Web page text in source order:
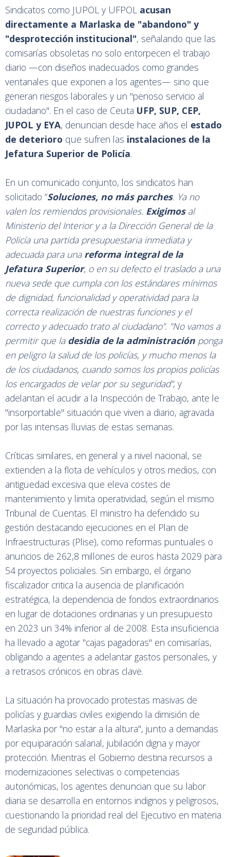
Sindicatos como JUPOL y UFPOL acusan
directamente a Marlaska de "abandono" y
"desprotección institucional", señalando que las
comisarías obsoletas no solo entorpecen el trabajo
diario —con diseños inadecuados como grandes
ventanales que exponen a los agentes— sino que
generan riesgos laborales y un "penoso servicio al
ciudadano". En el caso de Ceuta UFP, SUP, CEP,
JUPOL y EYA, denuncian desde hace años el estado
de deterioro que sufren las instalaciones de la
Jefatura Superior de Policía.
En un comunicado conjunto, los sindicatos han
solicitado “Soluciones, no más parches. Ya no
valen los remiendos provisionales. Exigimos al
Ministerio del Interior y a la Dirección General de la
Policía una partida presupuestaria inmediata y
adecuada para una reforma integral de la
Jefatura Superior, o en su defecto el traslado a una
nueva sede que cumpla con los estándares mínimos
de dignidad, funcionalidad y operatividad para la
correcta realización de nuestras funciones y el
correcto y adecuado trato al ciudadano”. "No vamos a
permitir que la desidia de la administración ponga
en peligro la salud de los policías, y mucho menos la
de los ciudadanos, cuando somos los propios policías
los encargados de velar por su seguridad”, y
adelantan el acudir a la Inspección de Trabajo, ante le
"insorportable" situación que viven a diario, agravada
por las intensas lluvias de estas semanas.
Críticas similares, en general y a nivel nacional, se
extienden a la flota de vehículos y otros medios, con
antigüedad excesiva que eleva costes de
mantenimiento y limita operatividad, según el mismo
Tribunal de Cuentas. El ministro ha defendido su
gestión destacando ejecuciones en el Plan de
Infraestructuras (Plise), como reformas puntuales o
anuncios de 262,8 millones de euros hasta 2029 para
54 proyectos policiales. Sin embargo, el órgano
fiscalizador critica la ausencia de planificación
estratégica, la dependencia de fondos extraordinarios
en lugar de dotaciones ordinarias y un presupuesto
en 2023 un 34% inferior al de 2008. Esta insuficiencia
ha llevado a agotar "cajas pagadoras" en comisarías,
obligando a agentes a adelantar gastos personales, y
a retrasos crónicos en obras clave.
La situación ha provocado protestas masivas de
policías y guardias civiles exigiendo la dimisión de
Marlaska por "no estar a la altura", junto a demandas
por equiparación salarial, jubilación digna y mayor
protección. Mientras el Gobierno destina recursos a
modernizaciones selectivas o competencias
autonómicas, los agentes denuncian que su labor
diaria se desarrolla en entornos indignos y peligrosos,
cuestionando la prioridad real del Ejecutivo en materia
de seguridad pública.